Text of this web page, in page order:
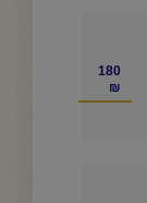
180
₪